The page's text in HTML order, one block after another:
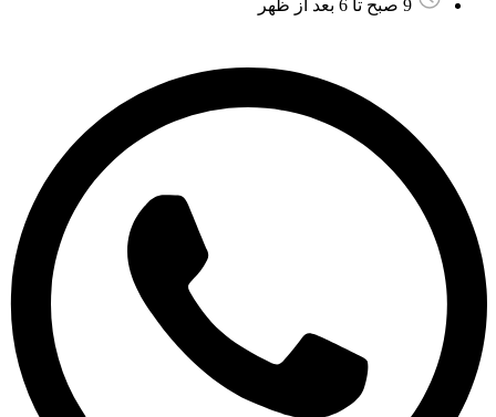
9 صبح تا 6 بعد از ظهر